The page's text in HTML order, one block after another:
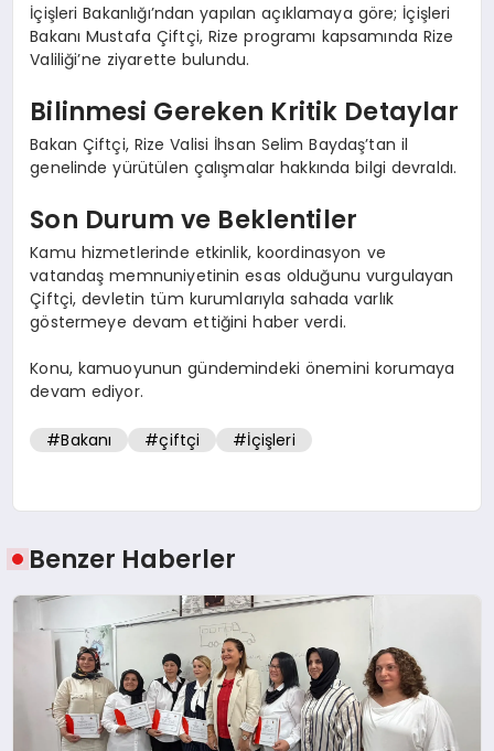
İçişleri Bakanlığı’ndan yapılan açıklamaya göre; İçişleri
Bakanı Mustafa Çiftçi, Rize programı kapsamında Rize
Valiliği’ne ziyarette bulundu.
Bilinmesi Gereken Kritik Detaylar
Bakan Çiftçi, Rize Valisi İhsan Selim Baydaş’tan il
genelinde yürütülen çalışmalar hakkında bilgi devraldı.
Son Durum ve Beklentiler
Kamu hizmetlerinde etkinlik, koordinasyon ve
vatandaş memnuniyetinin esas olduğunu vurgulayan
Çiftçi, devletin tüm kurumlarıyla sahada varlık
göstermeye devam ettiğini haber verdi.
Konu, kamuoyunun gündemindeki önemini korumaya
devam ediyor.
#Bakanı #çiftçi #İçişleri
Benzer Haberler